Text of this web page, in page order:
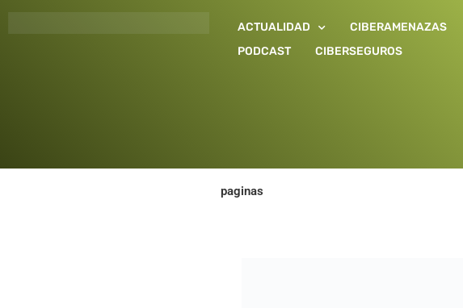
ACTUALIDAD CIBERAMENAZAS
PODCAST
CIBERSEGUROS
paginas